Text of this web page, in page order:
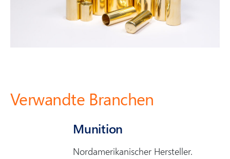
Verwandte Branchen
Munition
Nordamerikanischer Hersteller.